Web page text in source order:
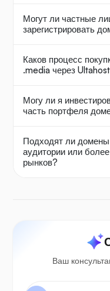
Могут ли частные
зарегистрировать
Каков процесс
.media через
Могу ли я
часть портфеля
Подходят ли
аудитории или
рынков?
Ваш